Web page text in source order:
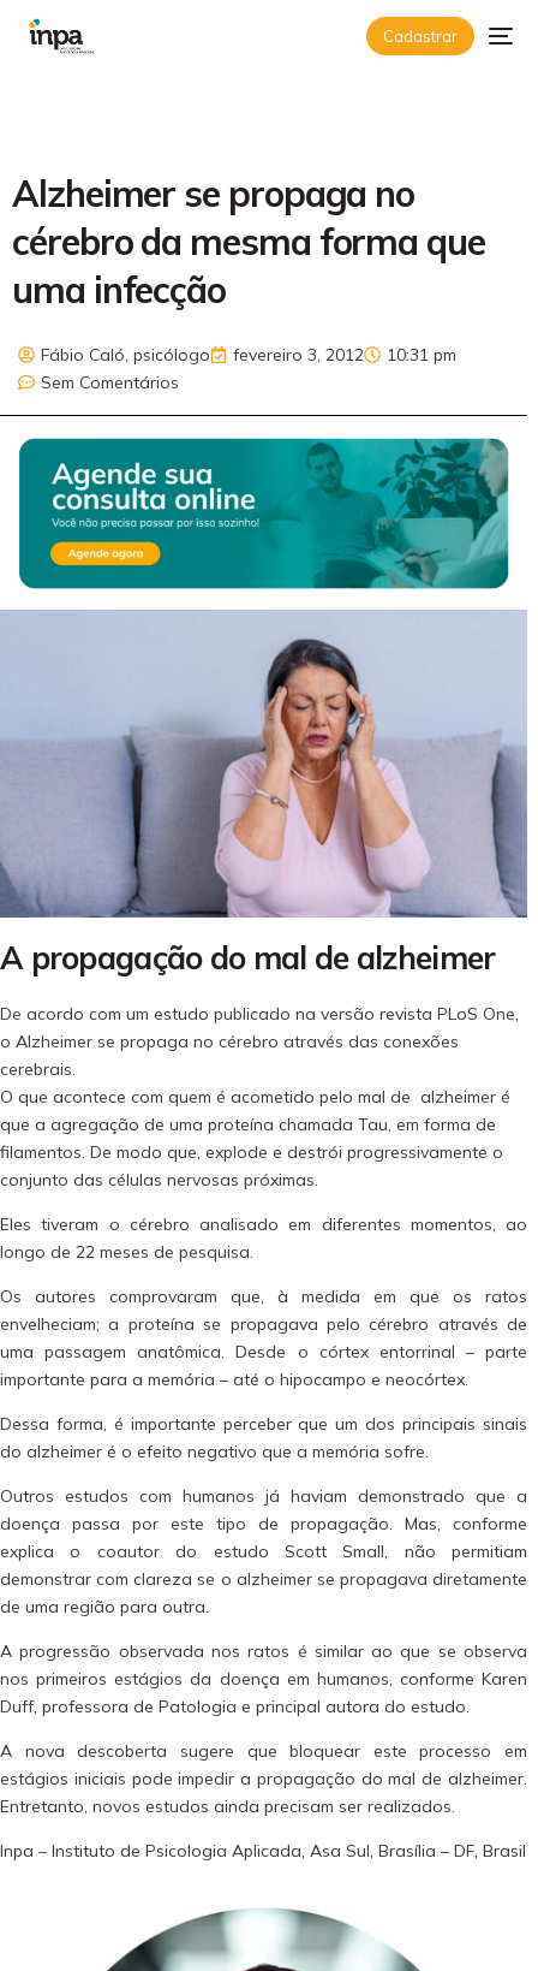
Cadastrar
Alzheimer se propaga no
cérebro da mesma forma que
uma infecção
Fábio Caló, psicólogo fevereiro 3, 2012
10:31 pm
Sem Comentários
A propagação do mal de alzheimer
De acordo com um estudo publicado na versão revista PLoS One,
o Alzheimer se propaga no cérebro através das conexões
cerebrais.
O que acontece com quem é acometido pelo mal de alzheimer é
que a agregação de uma proteína chamada Tau, em forma de
filamentos. De modo que, explode e destrói progressivamente o
conjunto das células nervosas próximas.
Eles tiveram o cérebro analisado em diferentes momentos, ao
longo de 22 meses de pesquisa.
Os autores comprovaram que, à medida em que os ratos
envelheciam; a proteína se propagava pelo cérebro através de
uma passagem anatômica. Desde o córtex entorrinal – parte
importante para a memória – até o hipocampo e neocórtex.
Dessa forma, é importante perceber que um dos principais sinais
do alzheimer é o efeito negativo que a memória sofre.
Outros estudos com humanos já haviam demonstrado que a
doença passa por este tipo de propagação. Mas, conforme
explica o coautor do estudo Scott Small, não permitiam
demonstrar com clareza se o alzheimer se propagava diretamente
de uma região para outra.
A progressão observada nos ratos é similar ao que se observa
nos primeiros estágios da doença em humanos, conforme Karen
Duff, professora de Patologia e principal autora do estudo.
A nova descoberta sugere que bloquear este processo em
estágios iniciais pode impedir a propagação do mal de alzheimer.
Entretanto, novos estudos ainda precisam ser realizados.
Inpa – Instituto de Psicologia Aplicada, Asa Sul, Brasília – DF, Brasil